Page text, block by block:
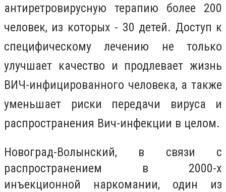
антиретровирусную терапию более 200
человек, из которых - 30 детей. Доступ к
специфическому лечению не только
улучшает качество и продлевает жизнь
ВИЧ-инфицированного человека, а также
уменьшает риски передачи вируса и
распространения Вич-инфекции в целом.
Новоград-Волынский, в связи с
распространением в 2000-х
инъекционной наркомании, один из